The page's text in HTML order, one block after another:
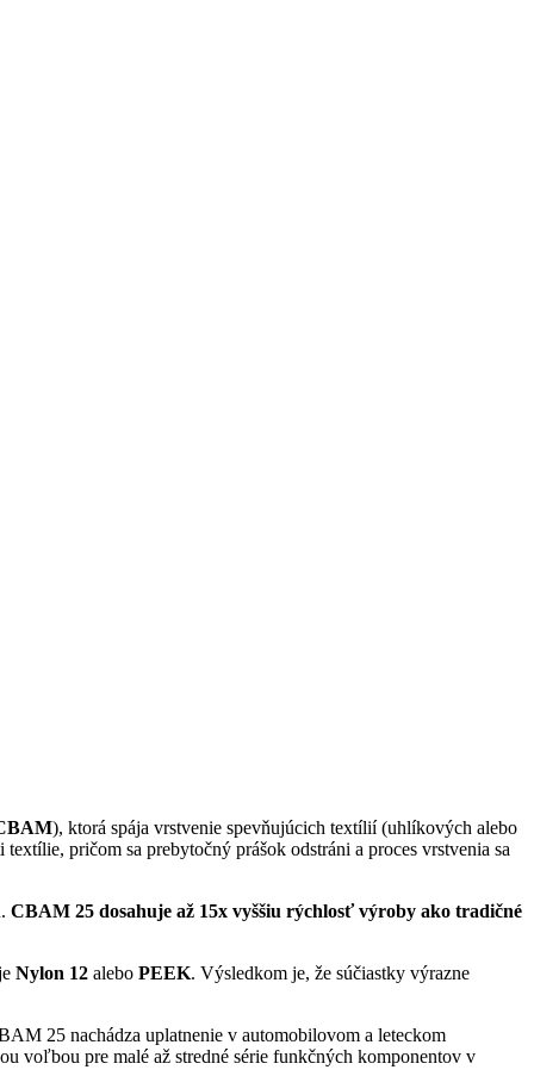
), ktorá spája vrstvenie spevňujúcich textílií (uhlíkových alebo
pričom sa prebytočný prášok odstráni a proces vrstvenia sa
CBAM 25 dosahuje až 15x vyššiu rýchlosť výroby ako tradičné
Nylon 12 alebo PEEK. Výsledkom je, že súčiastky výrazne
25 nachádza uplatnenie v automobilovom a leteckom
voľbou pre malé až stredné série funkčných komponentov v